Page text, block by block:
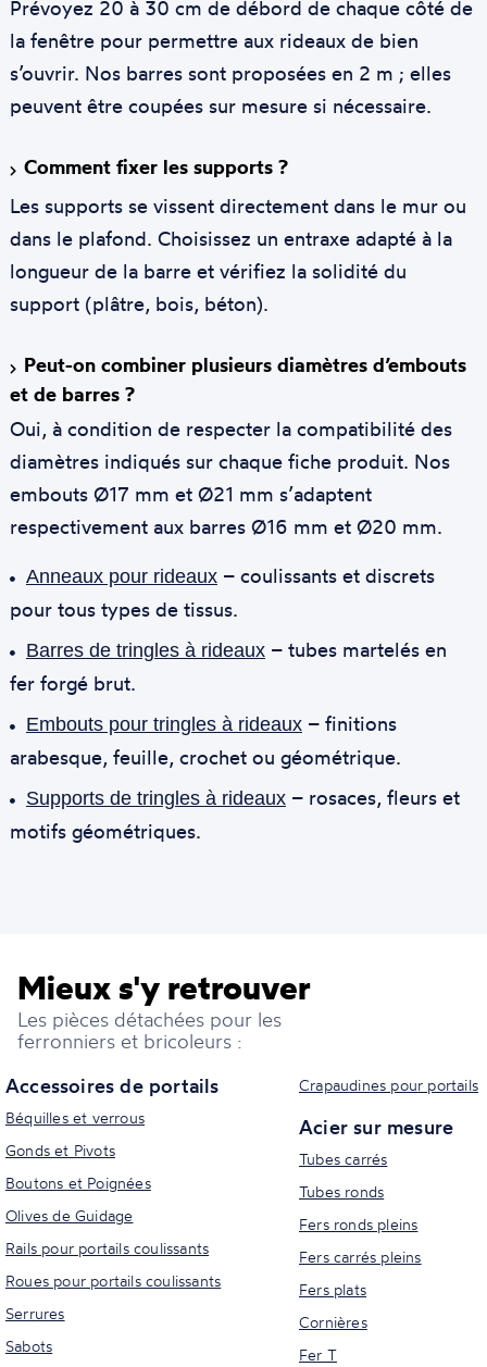
Prévoyez 20 à 30 cm de débord de chaque côté de
la fenêtre pour permettre aux rideaux de bien
s’ouvrir. Nos barres sont proposées en 2 m ; elles
peuvent être coupées sur mesure si nécessaire.
Comment fixer les supports ?
Les supports se vissent directement dans le mur ou
dans le plafond. Choisissez un entraxe adapté à la
longueur de la barre et vérifiez la solidité du
support (plâtre, bois, béton).
Peut-on combiner plusieurs diamètres d’embouts
et de barres ?
Oui, à condition de respecter la compatibilité des
diamètres indiqués sur chaque fiche produit. Nos
embouts Ø17 mm et Ø21 mm s’adaptent
respectivement aux barres Ø16 mm et Ø20 mm.
Anneaux pour rideaux– coulissants et discrets
pour tous types de tissus.
Barres de tringles à rideaux– tubes martelés en
fer forgé brut.
Embouts pour tringles à rideaux– finitions
arabesque, feuille, crochet ou géométrique.
Supports de tringles à rideaux– rosaces, fleurs et
motifs géométriques.
Mieux s'y retrouver
Les pièces détachées pour les
ferronniers et bricoleurs :
Accessoires de portails
Béquilles et verrous
Gonds et Pivots
Boutons et Poignées
Olives de Guidage
Rails pour portails coulissants
Roues pour portails coulissants
Serrures
Sabots
Crapaudines pour portails
Acier sur mesure
Tubes carrés
Tubes ronds
Fers ronds pleins
Fers carrés pleins
Fers plats
Cornières
Fer T